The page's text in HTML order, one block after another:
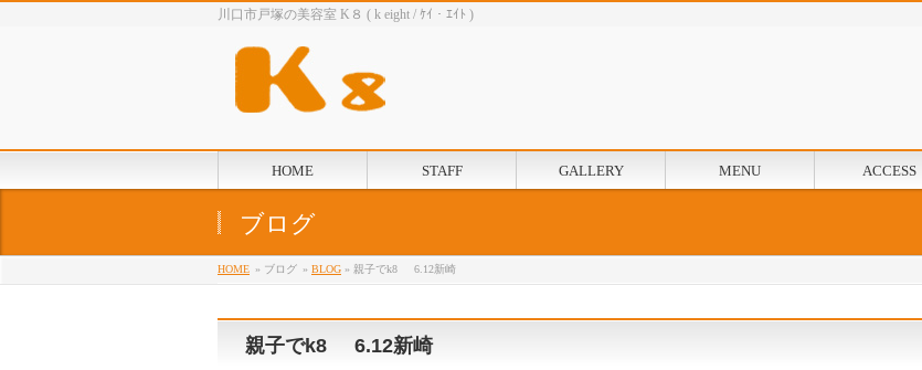
川口市戸塚の美容室 K８ ( k eight / ｹｲ・ｴｲﾄ )
HOME STAFF GALLERY MENU ACCESS
ブログ
HOME » ブログ » BLOG » 親子でk8 6.12新崎
親子でk8 6.12新崎